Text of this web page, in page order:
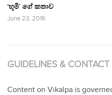
‘භූමි’ ගේ කතාව
June 23, 2016
GUIDELINES & CONTACT
Content on Vikalpa is